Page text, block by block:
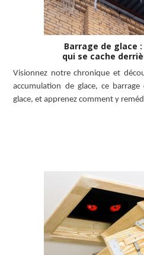
Barrage de glace
qui se cache
Visionnez notre chronique et
accumulation de glace, ce
glace, et apprenez comment y